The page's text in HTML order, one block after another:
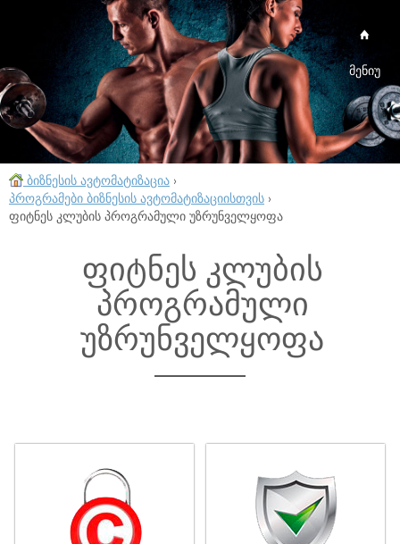
მენიუ
ბიზნესის ავტომატიზაცია ›
პროგრამები ბიზნესის ავტომატიზაციისთვის ›
ფიტნეს კლუბის პროგრამული უზრუნველყოფა
ფიტნეს კლუბის
პროგრამული
უზრუნველყოფა